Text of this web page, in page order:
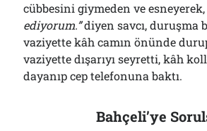
cübbesini giymeden ve esneyerek,
ediyorum.”diyen savcı, duruşma
vaziyette kâh camın önünde
vaziyette dışarıyı seyretti, kâh
dayanıp cep telefonuna baktı.
Bahçeli’ye